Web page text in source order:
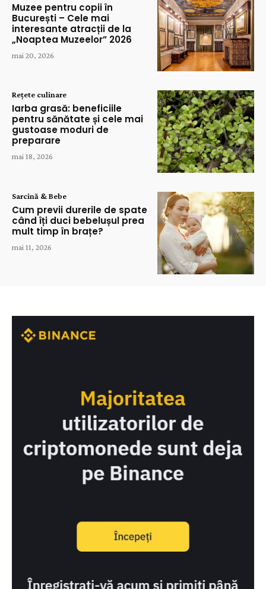
Muzee pentru copii în
București – Cele mai
interesante atracții de la
„Noaptea Muzeelor” 2026
mai 20, 2026
Rețete culinare
Iarba grasă: beneficiile
pentru sănătate și cele mai
gustoase moduri de
preparare
mai 18, 2026
Sarcină & Bebe
Cum previi durerile de spate
când îți duci bebelușul prea
mult timp în brațe?
mai 11, 2026